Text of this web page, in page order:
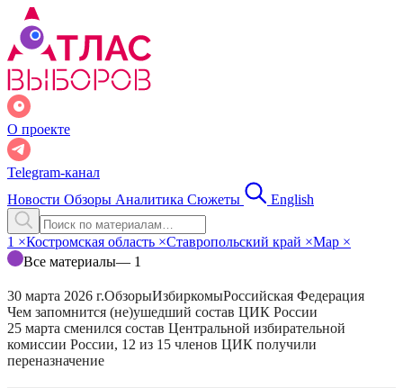
О проекте
Telegram-канал
Новости Обзоры Аналитика Сюжеты English
1 ×Костромская область ×Ставропольский край ×Мар ×
Все материалы— 1
30 марта 2026 г.ОбзорыИзбиркомыРоссийская Федерация
Чем запомнится (не)ушедший состав ЦИК России
25 марта сменился состав Центральной избирательной
комиссии России, 12 из 15 членов ЦИК получили
переназначение